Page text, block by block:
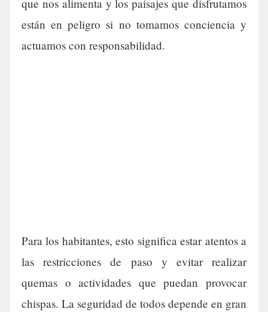
que nos alimenta y los paisajes que disfrutamos
están en peligro si no tomamos conciencia y
actuamos con responsabilidad.
Para los habitantes, esto significa estar atentos a
las restricciones de paso y evitar realizar
quemas o actividades que puedan provocar
chispas. La seguridad de todos depende en gran